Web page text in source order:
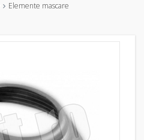
Elemente mascare